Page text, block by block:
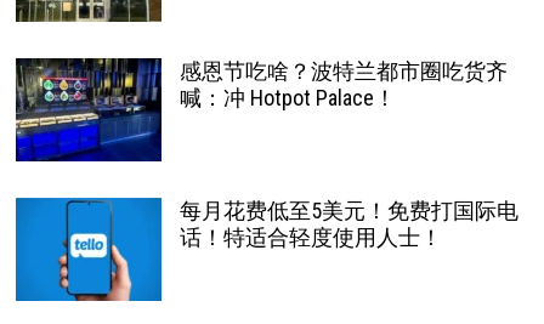
感恩节吃啥？波特兰都市圈吃货齐
喊：冲 Hotpot Palace！
每月花费低至5美元！免费打国际电
话！特适合轻度使用人士！